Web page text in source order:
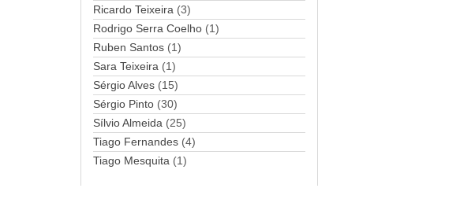
Ricardo Teixeira (3)
Rodrigo Serra Coelho (1)
Ruben Santos (1)
Sara Teixeira (1)
Sérgio Alves (15)
Sérgio Pinto (30)
Sílvio Almeida (25)
Tiago Fernandes (4)
Tiago Mesquita (1)